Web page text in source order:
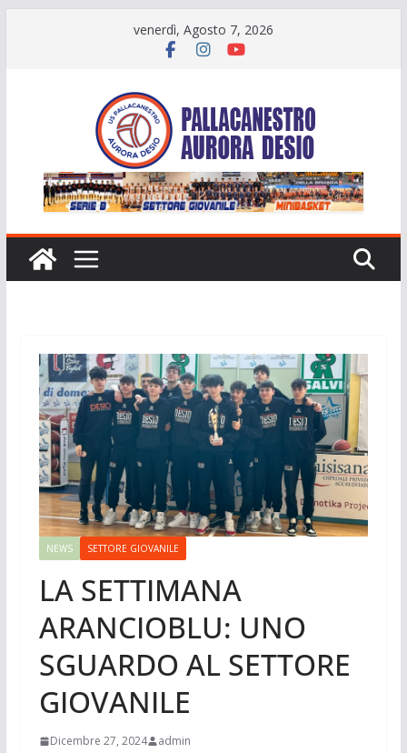
venerdì, Agosto 7, 2026
NEWS SETTORE GIOVANILE
LA SETTIMANA
ARANCIOBLU: UNO
SGUARDO AL SETTORE
GIOVANILE
Dicembre 27, 2024 admin